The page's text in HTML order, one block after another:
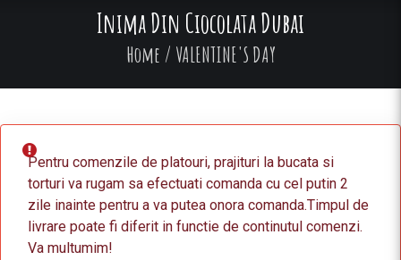
Inima Din Ciocolata Dubai
Home / VALENTINE'S DAY
Pentru comenzile de platouri, prajituri la bucata si
torturi va rugam sa efectuati comanda cu cel putin 2
zile inainte pentru a va putea onora comanda.Timpul de
livrare poate fi diferit in functie de continutul comenzi.
Va multumim!